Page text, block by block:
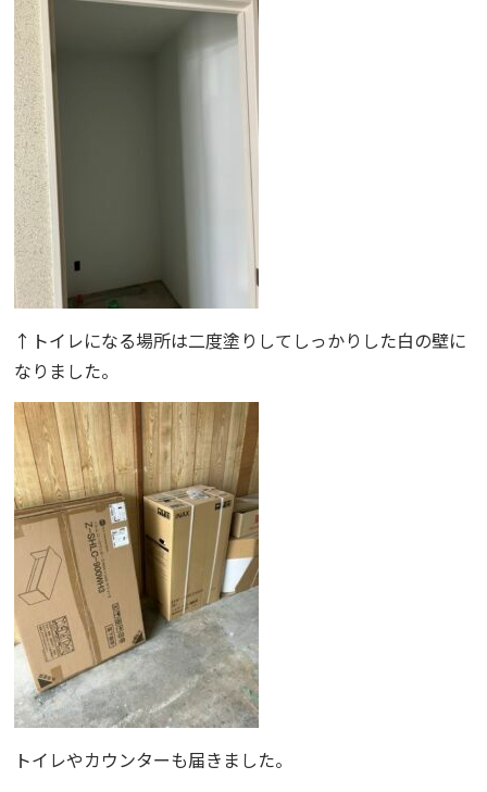
↑トイレになる場所は二度塗りしてしっかりした白の壁に
なりました。
トイレやカウンターも届きました。